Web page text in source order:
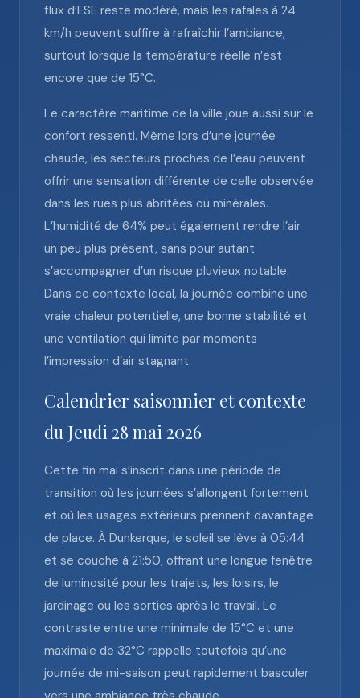
flux d’ESE reste modéré, mais les rafales à 24
km/h peuvent suffire à rafraîchir l’ambiance,
surtout lorsque la température réelle n’est
encore que de 15°C.
Le caractère maritime de la ville joue aussi sur le
confort ressenti. Même lors d’une journée
chaude, les secteurs proches de l’eau peuvent
offrir une sensation différente de celle observée
dans les rues plus abritées ou minérales.
L’humidité de 64% peut également rendre l’air
un peu plus présent, sans pour autant
s’accompagner d’un risque pluvieux notable.
Dans ce contexte local, la journée combine une
vraie chaleur potentielle, une bonne stabilité et
une ventilation qui limite par moments
l’impression d’air stagnant.
Calendrier saisonnier et contexte
du Jeudi 28 mai 2026
Cette fin mai s’inscrit dans une période de
transition où les journées s’allongent fortement
et où les usages extérieurs prennent davantage
de place. À Dunkerque, le soleil se lève à 05:44
et se couche à 21:50, offrant une longue fenêtre
de luminosité pour les trajets, les loisirs, le
jardinage ou les sorties après le travail. Le
contraste entre une minimale de 15°C et une
maximale de 32°C rappelle toutefois qu’une
journée de mi-saison peut rapidement basculer